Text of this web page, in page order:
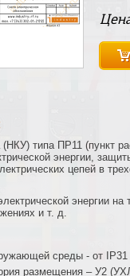
(НКУ) типа ПР11
энергии,
цепей в
энергии
и т. д.
среды - от
размещения – У2